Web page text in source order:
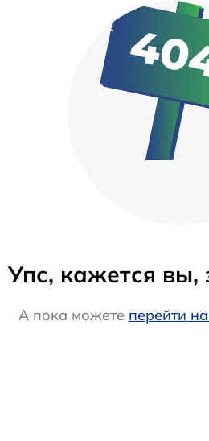
Упс, кажется вы,
А пока можете перейти